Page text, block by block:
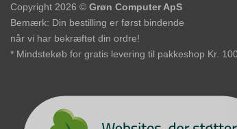
Copyright 2026 © Grøn Computer ApS
Bemærk: Din bestilling er først bindende
når vi har bekræftet din ordre!
* Mindstekøb for gratis levering til pakkeshop Kr.